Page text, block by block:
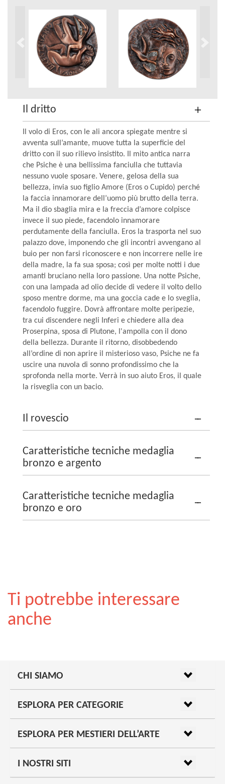
Il dritto
Il volo di Eros, con le ali ancora spiegate mentre si
avventa sull’amante, muove tutta la superficie del
dritto con il suo rilievo insistito. Il mito antica narra
che Psiche è una bellissima fanciulla che tuttavia
nessuno vuole sposare. Venere, gelosa della sua
bellezza, invia suo figlio Amore (Eros o Cupido) perché
la faccia innamorare dell’uomo più brutto della terra.
Ma il dio sbaglia mira e la freccia d’amore colpisce
invece il suo piede, facendolo innamorare
perdutamente della fanciulla. Eros la trasporta nel suo
palazzo dove, imponendo che gli incontri avvengano al
buio per non farsi riconoscere e non incorrere nelle ire
della madre, la fa sua sposa; così per molte notti i due
amanti bruciano nella loro passione. Una notte Psiche,
con una lampada ad olio decide di vedere il volto dello
sposo mentre dorme, ma una goccia cade e lo sveglia,
facendolo fuggire. Dovrà affrontare molte peripezie,
tra cui discendere negli Inferi e chiedere alla dea
Proserpina, sposa di Plutone, l'ampolla con il dono
della bellezza. Durante il ritorno, disobbedendo
all’ordine di non aprire il misterioso vaso, Psiche ne fa
uscire una nuvola di sonno profondissimo che la
sprofonda nella morte. Verrà in suo aiuto Eros, il quale
la risveglia con un bacio.
Il rovescio
Caratteristiche tecniche medaglia
bronzo e argento
Caratteristiche tecniche medaglia
bronzo e oro
Ti potrebbe interessare
anche
CHI SIAMO
ESPLORA PER CATEGORIE
ESPLORA PER MESTIERI DELL’ARTE
I NOSTRI SITI